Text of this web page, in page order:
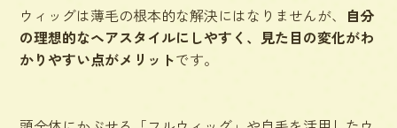
ウィッグは薄毛の根本的な解決にはなりませんが、
自分
の理想的なヘアスタイルにしやすく、見た目の変化がわ
かりやすい点がメリットです。